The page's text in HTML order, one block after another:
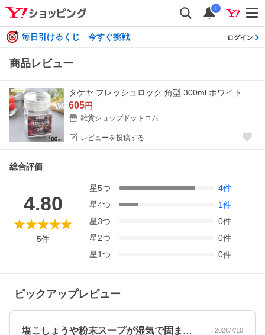
i
毎日引けるくじ 今すぐ挑戦 ログイン
商品レビュー
605円
雑貨ショップドットコム
レビューを投稿する
総合評価
4.80
5件
星5つ 4件
星4つ 1件
星3つ 0件
星2つ 0件
星1つ 0件
ピックアップレビュー
塩こしょうや粉末スープが湿気で固まって… 2026/7/10